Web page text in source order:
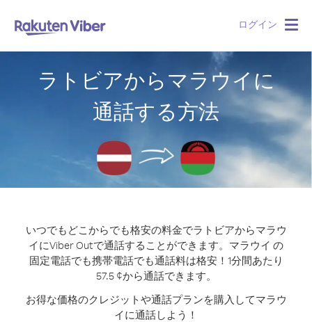
ログイン
ラトビアからマラウイに
通話する方法
いつでもどこからでも格安の料金でラトビアからマラウ
イにViber Outで通話することができます。 マラウイ の
固定電話でも携帯電話でも通話料は格安！1分間あたり
57.5 ¢から通話できます。
お得な価格のクレジットや通話プランを購入してマラウ
イに通話しよう！